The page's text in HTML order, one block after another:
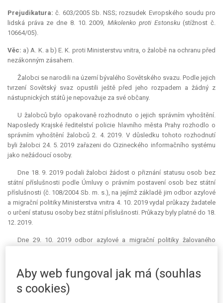
Prejudikatura:č. 603/2005 Sb. NSS; rozsudek Evropského soudu pro
lidská práva ze dne 8. 10. 2009,Mikolenko proti Estonsku(stížnost č.
10664/05).
Věc: a) A. K. a b) E. K. proti Ministerstvu vnitra, o žalobě na ochranu před
nezákonným zásahem.
Žalobci se narodili na území bývalého Sovětského svazu. Podle jejich
tvrzení Sovětský svaz opustili ještě před jeho rozpadem a žádný z
nástupnických států je nepovažuje za své občany.
U žalobců bylo opakovaně rozhodnuto o jejich správním vyhoštění.
Naposledy Krajské ředitelství policie hlavního města Prahy rozhodlo o
správním vyhoštění žalobců 2. 4. 2019. V důsledku tohoto rozhodnutí
byli žalobci 24. 5. 2019 zařazeni do Cizineckého informačního systému
jako nežádoucí osoby.
Dne 18. 9. 2019 podali žalobci žádost o přiznání statusu osob bez
státní příslušnosti podle Úmluvy o právním postavení osob bez státní
příslušnosti (č. 108/2004 Sb. m. s.), na jejímž základě jim odbor azylové
a migrační politiky Ministerstva vnitra 4. 10. 2019 vydal průkazy žadatele
o určení statusu osoby bez státní příslušnosti. Průkazy byly platné do 18.
12. 2019.
Dne 29. 10. 2019 odbor azylové a migrační politiky žalovaného
řízením o správním vyhoštění.
Dne 3. 12. 2019 ve večerních hodinách cizinecká policie prováděla
pobytovou kontrolu v ubytovně v Plzni, kde v té době žili žalobci. Žalobci
Aby web fungoval jak má (souhlas
s cookies)